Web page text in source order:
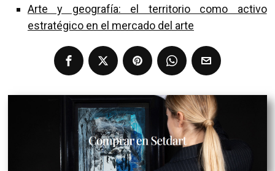
Arte y geografía: el territorio como activo
estratégico en el mercado del arte